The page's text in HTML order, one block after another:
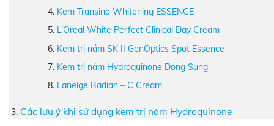
Kem Transino Whitening ESSENCE
L’Oreal White Perfect Clinical Day Cream
Kem trị nám SK II GenOptics Spot Essence
Kem trị nám Hydroquinone Dong Sung
Laneige Radian – C Cream
Các lưu ý khi sử dụng kem trị nám Hydroquinone